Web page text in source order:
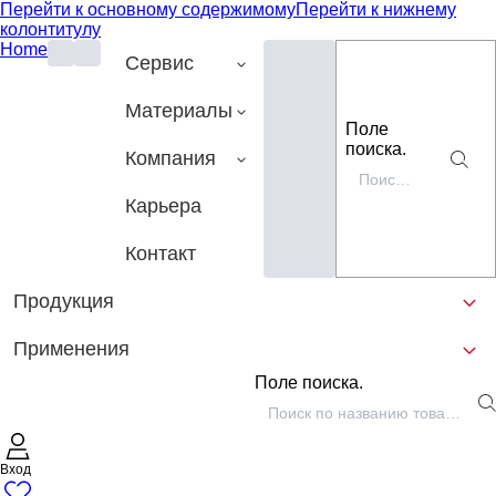
Перейти к основному содержимомуПерейти к нижнему
колонтитулу
Home
Сервис
Материалы
Компания
Карьера
Контакт
Поле
поиска.
Продукция
Применения
Поле поиска.
Вход